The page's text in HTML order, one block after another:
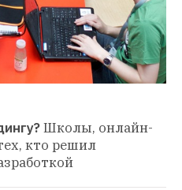
Школы, онлайн-
кто решил